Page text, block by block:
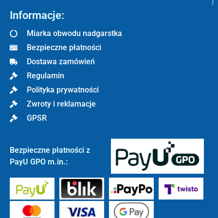
Informacje:
Miarka obwodu nadgarstka
Bezpieczne płatności
Dostawa zamówień
Regulamin
Polityka prywatności
Zwroty i reklamacje
GPSR
Bezpieczne płatności z
PayU GPO m.in.: